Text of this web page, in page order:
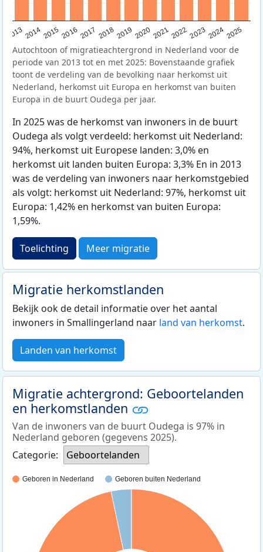
20132014201520162017 20182019 202020212022202320242025
Autochtoon of migratieachtergrond in Nederland voor de
periode van 2013 tot en met 2025: Bovenstaande grafiek
toont de verdeling van de bevolking naar herkomst uit
Nederland, herkomst uit Europa en herkomst van buiten
Europa in de buurt Oudega per jaar.
In 2025 was de herkomst van inwoners in de buurt
Oudega als volgt verdeeld: herkomst uit Nederland:
94%, herkomst uit Europese landen: 3,0% en
herkomst uit landen buiten Europa: 3,3% En in 2013
was de verdeling van inwoners naar herkomstgebied
als volgt: herkomst uit Nederland: 97%, herkomst uit
Europa: 1,42% en herkomst van buiten Europa:
1,59%.
Toelichting Meer migratie
Migratie herkomstlanden
Bekijk ook de detail informatie over het aantal
inwoners in Smallingerland naar land van herkomst.
Landen van herkomst
Migratie achtergrond: Geboortelanden
en herkomstlanden
Van de inwoners van de buurt Oudega is 97% in
Nederland geboren (gegevens 2025).
Categorie:
Geboortelanden
Geboren in Nederland Geboren buiten Nederland